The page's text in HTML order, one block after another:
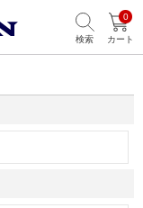
検索
0
カート